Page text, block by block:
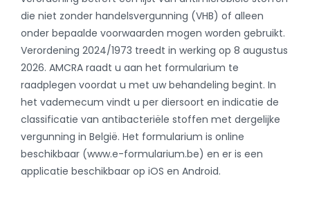
die niet zonder handelsvergunning (VHB) of alleen
onder bepaalde voorwaarden mogen worden gebruikt.
Verordening 2024/1973 treedt in werking op 8 augustus
2026. AMCRA raadt u aan het formularium te
raadplegen voordat u met uw behandeling begint. In
het vademecum vindt u per diersoort en indicatie de
classificatie van antibacteriële stoffen met dergelijke
vergunning in België. Het formularium is online
beschikbaar (www.e-formularium.be) en er is een
applicatie beschikbaar op iOS en Android.